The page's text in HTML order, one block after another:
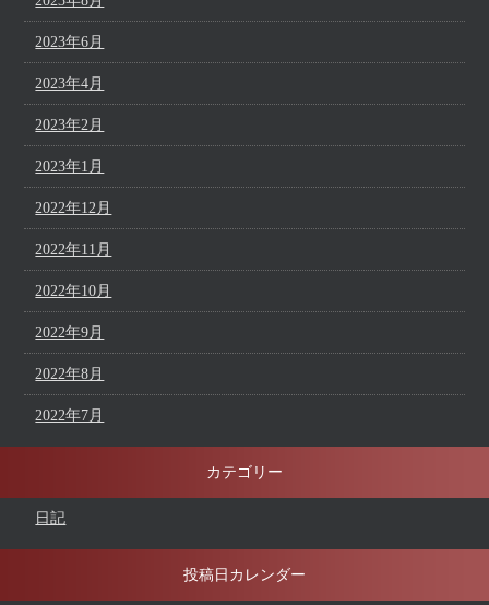
2023年6月
2023年4月
2023年2月
2023年1月
2022年12月
2022年11月
2022年10月
2022年9月
2022年8月
2022年7月
カテゴリー
日記
投稿日カレンダー